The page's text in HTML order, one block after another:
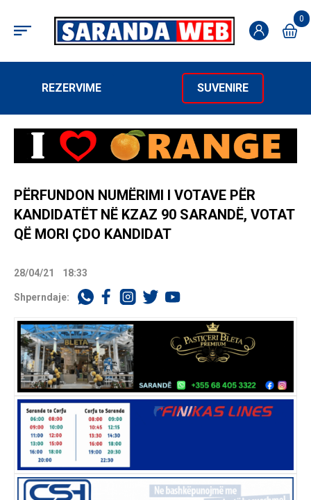
0
REZERVIME SUVENIRE
PËRFUNDON NUMËRIMI I VOTAVE PËR
KANDIDATËT NË KZAZ 90 SARANDË, VOTAT
QË MORI ÇDO KANDIDAT
28/04/21 18:33
Shperndaje: